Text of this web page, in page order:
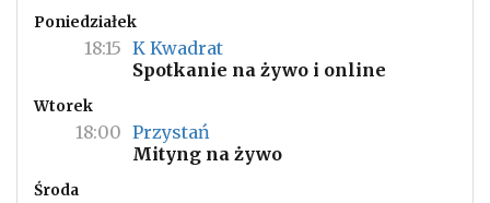
Poniedziałek
18:15 K Kwadrat
Spotkanie na żywo i online
Wtorek
18:00 Przystań
Mityng na żywo
Środa